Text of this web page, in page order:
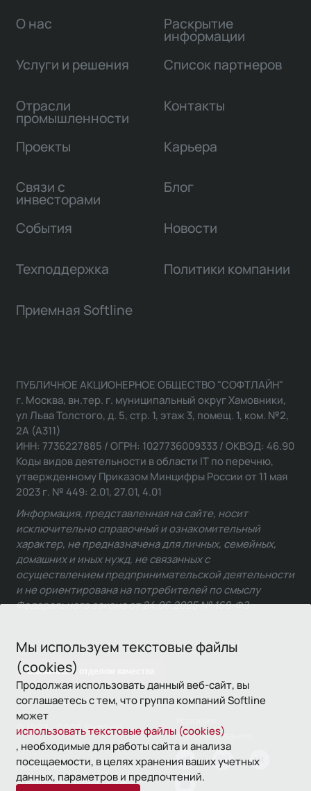
Мы используем текстовые файлы
(cookies)
Продолжая использовать данный веб-сайт, вы
соглашаетесь с тем, что группа компаний Softline
может
использовать текстовые файлы (cookies)
, необходимые для работы сайта и анализа
посещаемости, в целях хранения ваших учетных
данных, параметров и предпочтений.
О нас
Услуги и решения
Отрасли
промышленности
Проекты
Связи с
инвесторами
Раскрытие
информации
Список партнеров
Контакты
Карьера
Блог
События Новости
Техподдержка Политики компании
Приемная Softline
Связаться с отделом качества
ПУБЛИЧНОЕ АКЦИОНЕРНОЕ ОБЩЕСТВО "СОФТЛАЙН"
г. Москва, вн.тер. г. муниципальный округ Хамовники,
ул Льва Толстого, д. 5, стр. 1, этаж 3, помещ. 1, ком. №2,
2А (А311)
ИНН: 7736227885 / ОГРН: 1027736009333 / ОКВЭД: 46.90
Коды видов деятельности в области IT по перечню,
утвержденному Приказом Минцифры России от 11 мая
2023 г. № 449: 2.01, 27.01, 4.01
Информация, представленная на сайте, носит
исключительно справочный и ознакомительный
характер, не предназначена для личных, семейных,
домашних и иных нужд, не связанных с
осуществлением предпринимательской деятельности
и не ориентирована на потребителей по смыслу
Федерального закона от 24.06.2025 № 168-ФЗ.
© 1993—2026 Softline
использования
Политика
конфиденциальности